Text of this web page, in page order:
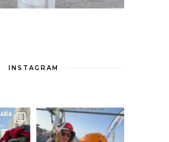
INSTAGRAM